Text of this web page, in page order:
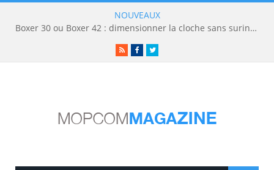
NOUVEAUX
Boxer 30 ou Boxer 42 : dimensionner la cloche sans surinvestir
RSSFacebookTwitter